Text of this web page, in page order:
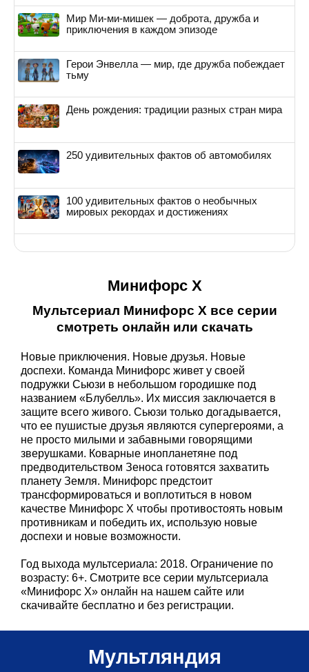
Мир Ми-ми-мишек — доброта, дружба и
приключения в каждом эпизоде
Герои Энвелла — мир, где дружба побеждает
тьму
День рождения: традиции разных стран мира
250 удивительных фактов об автомобилях
100 удивительных фактов о необычных
мировых рекордах и достижениях
Минифорс X
Мультсериал Минифорс X все серии
смотреть онлайн или скачать
Новые приключения. Новые друзья. Новые
доспехи. Команда Минифорс живет у своей
подружки Сьюзи в небольшом городишке под
названием «Блубелль». Их миссия заключается в
защите всего живого. Сьюзи только догадывается,
что ее пушистые друзья являются супергероями, а
не просто милыми и забавными говорящими
зверушками. Коварные инопланетяне под
предводительством Зеноса готовятся захватить
планету Земля. Минифорс предстоит
трансформироваться и воплотиться в новом
качестве Минифорс Х чтобы противостоять новым
противникам и победить их, использую новые
доспехи и новые возможности.
Год выхода мультсериала: 2018. Ограничение по
возрасту: 6+. Смотрите все серии мультсериала
«Минифорс X» онлайн на нашем сайте или
скачивайте бесплатно и без регистрации.
Мультляндия